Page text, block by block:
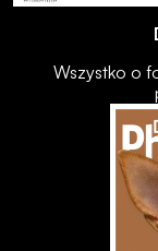
Wszystko o